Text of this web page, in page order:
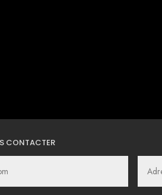
CONTACTER